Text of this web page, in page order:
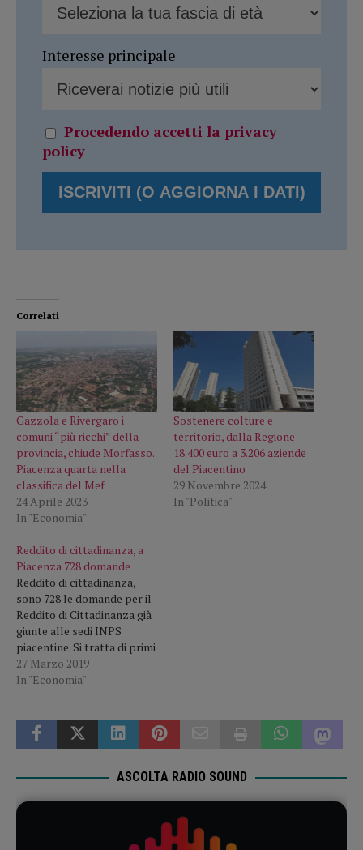
Interesse principale
Procedendo accetti la privacy
policy
Correlati
Gazzola e Rivergaro i
comuni “più ricchi” della
provincia, chiude Morfasso.
Piacenza quarta nella
classifica del Mef
24 Aprile 2023
In "Economia"
Sostenere colture e
territorio, dalla Regione
18.400 euro a 3.206 aziende
del Piacentino
29 Novembre 2024
In "Politica"
Reddito di cittadinanza, a
Piacenza 728 domande
Reddito di cittadinanza,
sono 728 le domande per il
Reddito di Cittadinanza già
giunte alle sedi INPS
piacentine. Si tratta di primi
dati parziali di questa
misura di aiuto. Formazione
dimostrando molto
richiesta anche nelle
tra…
27 Marzo 2019
In "Economia"
ASCOLTA RADIO SOUND